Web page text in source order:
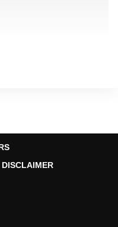
गई है कि आखिर ट्विशा के
DISCLAIMER